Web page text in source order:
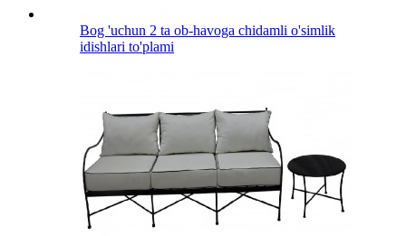
Bog 'uchun 2 ta ob-havoga chidamli o'simlik
idishlari to'plami